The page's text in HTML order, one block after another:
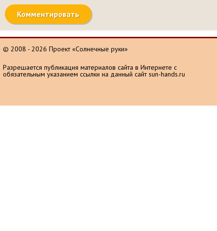
© 2008 - 2026 Проект «Солнечные руки»
Разрешается публикация материалов сайта в Интернете с
обязательным указанием ссылки на данный сайт sun-hands.ru